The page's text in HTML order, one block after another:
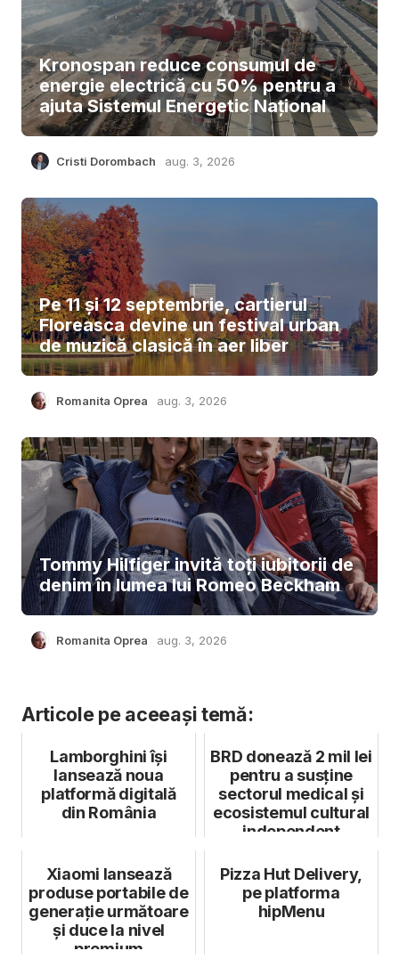
Kronospan reduce consumul de
energie electrică cu 50% pentru a
ajuta Sistemul Energetic Național
Cristi Dorombach aug. 3, 2026
Pe 11 și 12 septembrie, cartierul
Floreasca devine un festival urban
de muzică clasică în aer liber
Romanita Oprea aug. 3, 2026
Tommy Hilfiger invită toți iubitorii de
denim în lumea lui Romeo Beckham
Romanita Oprea aug. 3, 2026
Articole pe aceeași temă:
Lamborghini își
lansează noua
platformă digitală
din România
BRD donează 2 mil lei
pentru a susține
sectorul medical și
ecosistemul cultural
independent
Xiaomi lansează
produse portabile de
generație următoare
și duce la nivel
premium
Pizza Hut Delivery,
pe platforma
hipMenu